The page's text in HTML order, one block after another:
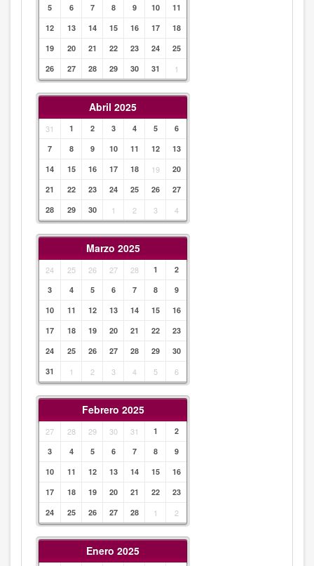
5 6 7 8 9 10
11
12
13 14 15 16 17
18
19
20 21 22 23 24
25
26
27 28 29 30 31 1
Abril 2025
31 1 2 3 4 5
6
7
8 9 10 11 12
13
14
15 16 17 18 19
20
21
22 23 24 25 26
27
28
29 30 1 2 3 4
Marzo 2025
24 25 26 27 28 1
2
3
4 5 6 7 8
9
10
11 12 13 14 15
16
17
18 19 20 21 22
23
24
25 26 27 28 29
30
31
1 2 3 4 5 6
Febrero 2025
27 28 29 30 31 1
2
3
4 5 6 7 8
9
10
11 12 13 14 15
16
17
18 19 20 21 22
23
24
25 26 27 28 1 2
Enero 2025